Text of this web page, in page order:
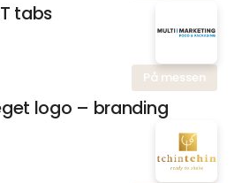
tabs
På messen
logo – branding